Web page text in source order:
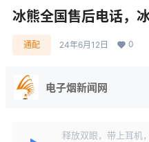
冰熊全国售后电话，
通配 24年6月12日 0
电子烟新闻网
释放双眼，带上耳机